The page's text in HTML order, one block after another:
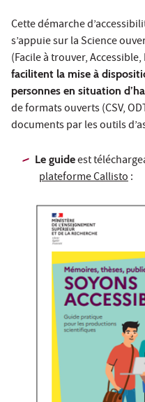
Cette démarche
s’appuie sur la Science
(Facile à trouver,
facilitent la mise à
personnes en situation
de formats ouverts (CSV,
documents par les outils
Le guideest
plateforme Callisto: